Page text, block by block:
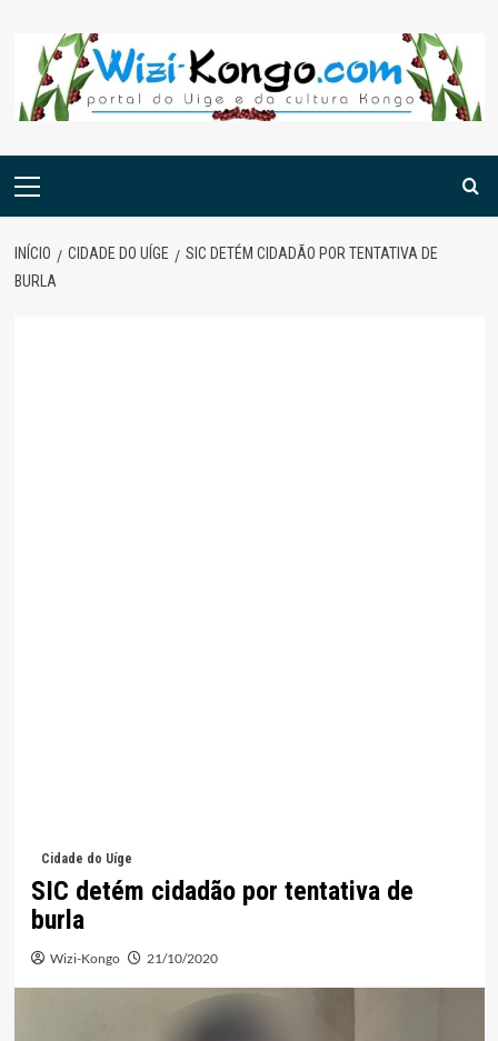
content
Menu
INÍCIO CIDADE DO UÍGE
SIC DETÉM CIDADÃO POR TENTATIVA DE
BURLA
Cidade do Uíge
SIC detém cidadão por tentativa de
burla
Wizi-Kongo 21/10/2020